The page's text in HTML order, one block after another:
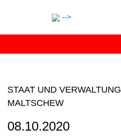
-->
STAAT UND VERWALTUNG
MALTSCHEW
08.10.2020